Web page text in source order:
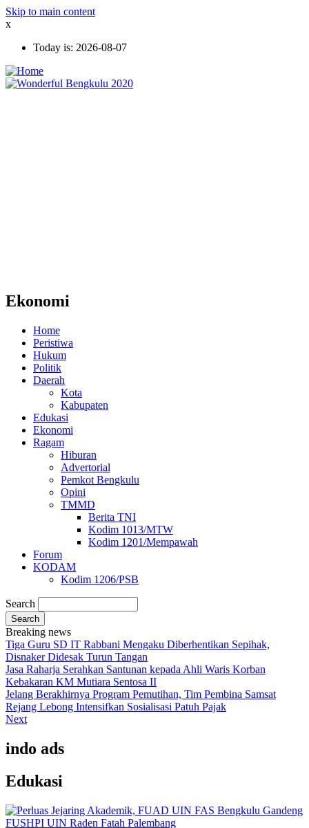
Skip to main content
x
Today is: 2026-08-07
Ekonomi
Home
Peristiwa
Hukum
Politik
Daerah
Kota
Kabupaten
Edukasi
Ekonomi
Ragam
Hiburan
Advertorial
Pemkot Bengkulu
Opini
TMMD
Berita TNI
Kodim 1013/MTW
Kodim 1201/Mempawah
Forum
KODAM
Kodim 1206/PSB
Search
Breaking news
Tiga Guru SD IT Rabbani Mengaku Diberhentikan Sepihak,
Disnaker Didesak Turun Tangan
Jasa Raharja Serahkan Santunan kepada Ahli Waris Korban
Kebakaran KM Mutiara Sentosa II
Jelang Berakhirnya Program Pemutihan, Tim Pembina Samsat
Rejang Lebong Intensifkan Sosialisasi Patuh Pajak
Next
indo ads
Edukasi